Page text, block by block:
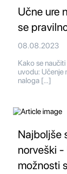
Učne ure
se
08.08.2023
Kako se
uvodu: Učenje
naloga […]
Najboljše
norveški -
možnosti